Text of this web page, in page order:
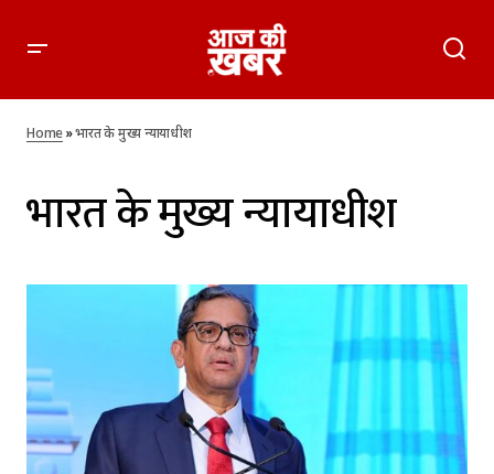
Home»भारत के मुख्य न्यायाधीश
भारत के मुख्य न्यायाधीश